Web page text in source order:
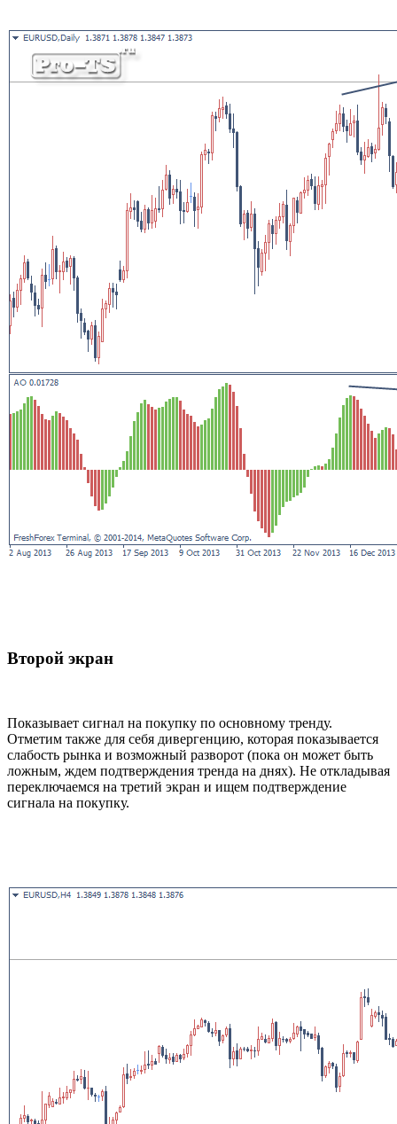
Второй экран
Показывает сигнал на покупку по основному тренду.
Отметим также для себя дивергенцию, которая показывается
слабость рынка и возможный разворот (пока он может быть
ложным, ждем подтверждения тренда на днях). Не откладывая
переключаемся на третий экран и ищем подтверждение
сигнала на покупку.